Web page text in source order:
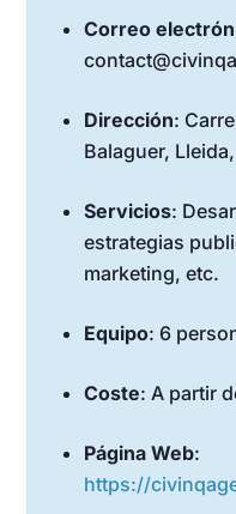
Correo
Dirección:
Balaguer,
Servicios:
estrategias
marketing, etc.
Equipo: 6
Coste: A partir
Página Web:
https://